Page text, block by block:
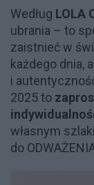
Według LOLA
ubrania – to
zaistnieć w
każdego dnia,
i
2025 to
własnym
do